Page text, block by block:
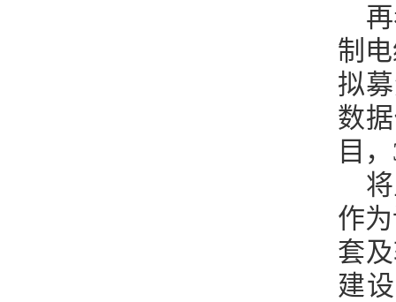
制
拟
数
目
作
套
建